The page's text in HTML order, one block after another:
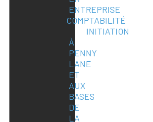
ENTREPRISE
COMPTABILITÉ
INITIATION
À
PENNY
LANE
ET
AUX
BASES
DE
LA